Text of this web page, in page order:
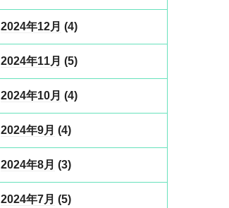
2024年12月 (4)
2024年11月 (5)
2024年10月 (4)
2024年9月 (4)
2024年8月 (3)
2024年7月 (5)